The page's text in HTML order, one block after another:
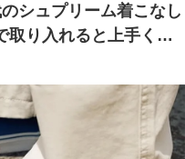
シュプリーム着こなし
取り入れると上手くい